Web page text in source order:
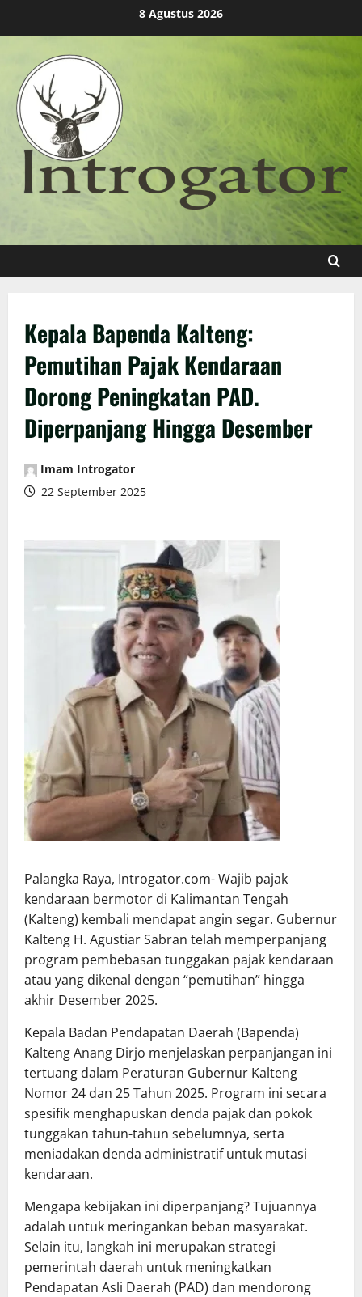
8 Agustus 2026
Kepala Bapenda Kalteng:
Pemutihan Pajak Kendaraan
Dorong Peningkatan PAD.
Diperpanjang Hingga Desember
Imam Introgator
22 September 2025
Palangka Raya, Introgator.com- Wajib pajak
kendaraan bermotor di Kalimantan Tengah
(Kalteng) kembali mendapat angin segar. Gubernur
Kalteng H. Agustiar Sabran telah memperpanjang
program pembebasan tunggakan pajak kendaraan
atau yang dikenal dengan “pemutihan” hingga
akhir Desember 2025.
Kepala Badan Pendapatan Daerah (Bapenda)
Kalteng Anang Dirjo menjelaskan perpanjangan ini
tertuang dalam Peraturan Gubernur Kalteng
Nomor 24 dan 25 Tahun 2025. Program ini secara
spesifik menghapuskan denda pajak dan pokok
tunggakan tahun-tahun sebelumnya, serta
meniadakan denda administratif untuk mutasi
kendaraan.
Mengapa kebijakan ini diperpanjang? Tujuannya
adalah untuk meringankan beban masyarakat.
Selain itu, langkah ini merupakan strategi
pemerintah daerah untuk meningkatkan
Pendapatan Asli Daerah (PAD) dan mendorong